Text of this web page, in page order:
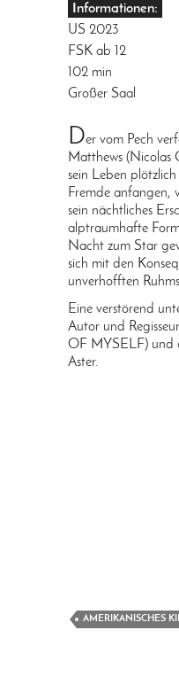
Informationen:
US 2023
FSK ab 12
102 min
Großer Saal
Der vom Pech
Matthews (Nicolas
sein Leben
Fremde anfangen,
sein nächtliches
alptraumhafte
Nacht zum Star
sich mit den
unverhofften
Eine verstörend
Autor und
OF MYSELF) und
Aster.
AMERIKANISCHES